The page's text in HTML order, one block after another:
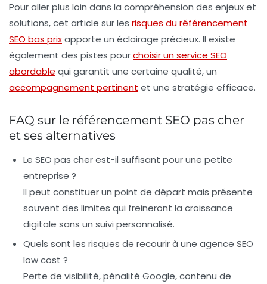
Pour aller plus loin dans la compréhension des enjeux et
solutions, cet article sur les risques du référencement
SEO bas prixapporte un éclairage précieux. Il existe
également des pistes pourchoisir un service SEO
abordable qui garantit une certaine qualité, un
accompagnement pertinent et une stratégie efficace.
FAQ sur le référencement SEO pas cher
et ses alternatives
Le SEO pas cher est-il suffisant pour une petite
entreprise ?
Il peut constituer un point de départ mais présente
souvent des limites qui freineront la croissance
digitale sans un suivi personnalisé.
Quels sont les risques de recourir à une agence SEO
low cost ?
Perte de visibilité, pénalité Google, contenu de